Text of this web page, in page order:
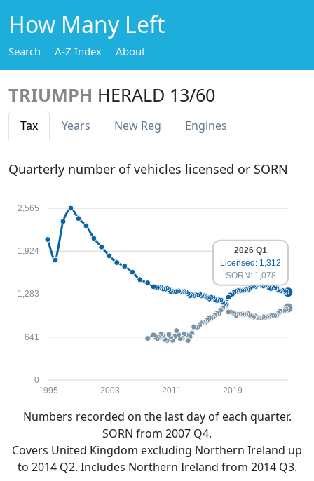
How Many Left
Search A-Z Index About
TRIUMPH HERALD 13/60
Tax Years New Reg Engines
Quarterly number of vehicles licensed or SORN
0
641
1,283
1,924
2,565
1995 2003 2011 2019
2026 Q1
Licensed: 1,312
SORN: 1,078
Numbers recorded on the last day of each quarter.
SORN from 2007 Q4.
Covers United Kingdom excluding Northern Ireland up
to 2014 Q2. Includes Northern Ireland from 2014 Q3.